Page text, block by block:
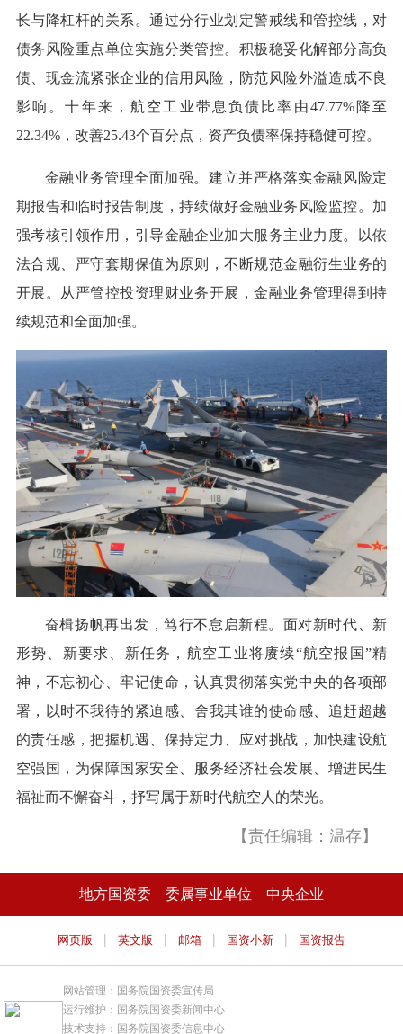
长与降杠杆的关系。通过分行业划定警戒线和管控线，对
债务风险重点单位实施分类管控。积极稳妥化解部分高负
债、现金流紧张企业的信用风险，防范风险外溢造成不良
影响。十年来，航空工业带息负债比率由47.77%降至
22.34%，改善25.43个百分点，资产负债率保持稳健可控。
金融业务管理全面加强。建立并严格落实金融风险定
期报告和临时报告制度，持续做好金融业务风险监控。加
强考核引领作用，引导金融企业加大服务主业力度。以依
法合规、严守套期保值为原则，不断规范金融衍生业务的
开展。从严管控投资理财业务开展，金融业务管理得到持
续规范和全面加强。
奋楫扬帆再出发，笃行不怠启新程。面对新时代、新
形势、新要求、新任务，航空工业将赓续“航空报国”精
神，不忘初心、牢记使命，认真贯彻落实党中央的各项部
署，以时不我待的紧迫感、舍我其谁的使命感、追赶超越
的责任感，把握机遇、保持定力、应对挑战，加快建设航
空强国，为保障国家安全、服务经济社会发展、增进民生
福祉而不懈奋斗，抒写属于新时代航空人的荣光。
【责任编辑：温存】
地方国资委 委属事业单位 中央企业
网页版 | 英文版 | 邮箱 | 国资小新 | 国资报告
网站管理：国务院国资委宣传局
运行维护：国务院国资委新闻中心
技术支持：国务院国资委信息中心